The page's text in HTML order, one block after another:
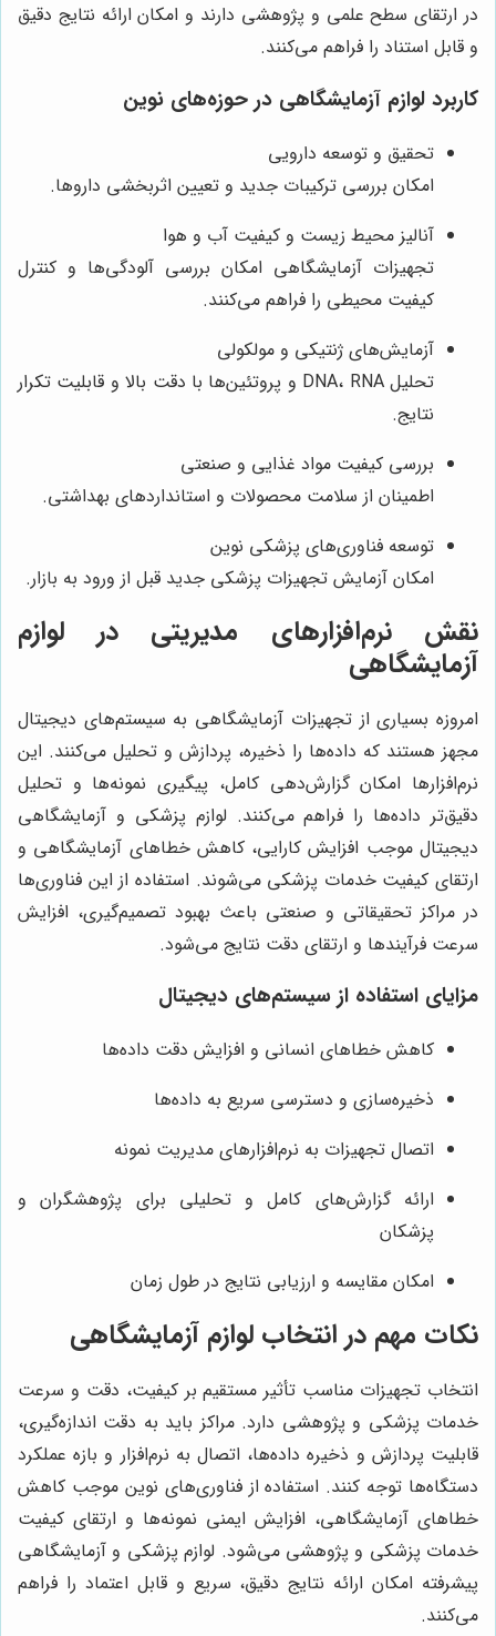
در ارتقای سطح علمی و پژوهشی دارند و امکان ارائه نتایج دقیق
و قابل استناد را فراهم می‌کنند.
کاربرد لوازم آزمایشگاهی در حوزه‌های نوین
تحقیق و توسعه دارویی
امکان بررسی ترکیبات جدید و تعیین اثربخشی داروها.
آنالیز محیط زیست و کیفیت آب و هوا
تجهیزات آزمایشگاهی امکان بررسی آلودگی‌ها و کنترل
کیفیت محیطی را فراهم می‌کنند.
آزمایش‌های ژنتیکی و مولکولی
تحلیل DNA، RNA و پروتئین‌ها با دقت بالا و قابلیت تکرار
نتایج.
بررسی کیفیت مواد غذایی و صنعتی
اطمینان از سلامت محصولات و استانداردهای بهداشتی.
توسعه فناوری‌های پزشکی نوین
امکان آزمایش تجهیزات پزشکی جدید قبل از ورود به بازار.
نقش نرم‌افزارهای مدیریتی در لوازم
آزمایشگاهی
امروزه بسیاری از تجهیزات آزمایشگاهی به سیستم‌های دیجیتال
مجهز هستند که داده‌ها را ذخیره، پردازش و تحلیل می‌کنند. این
نرم‌افزارها امکان گزارش‌دهی کامل، پیگیری نمونه‌ها و تحلیل
دقیق‌تر داده‌ها را فراهم می‌کنند. لوازم پزشکی و آزمایشگاهی
دیجیتال موجب افزایش کارایی، کاهش خطاهای آزمایشگاهی و
ارتقای کیفیت خدمات پزشکی می‌شوند. استفاده از این فناوری‌ها
در مراکز تحقیقاتی و صنعتی باعث بهبود تصمیم‌گیری، افزایش
سرعت فرآیندها و ارتقای دقت نتایج می‌شود.
مزایای استفاده از سیستم‌های دیجیتال
کاهش خطاهای انسانی و افزایش دقت داده‌ها
ذخیره‌سازی و دسترسی سریع به داده‌ها
اتصال تجهیزات به نرم‌افزارهای مدیریت نمونه
ارائه گزارش‌های کامل و تحلیلی برای پژوهشگران و
پزشکان
امکان مقایسه و ارزیابی نتایج در طول زمان
نکات مهم در انتخاب لوازم آزمایشگاهی
انتخاب تجهیزات مناسب تأثیر مستقیم بر کیفیت، دقت و سرعت
خدمات پزشکی و پژوهشی دارد. مراکز باید به دقت اندازه‌گیری،
قابلیت پردازش و ذخیره داده‌ها، اتصال به نرم‌افزار و بازه عملکرد
دستگاه‌ها توجه کنند. استفاده از فناوری‌های نوین موجب کاهش
خطاهای آزمایشگاهی، افزایش ایمنی نمونه‌ها و ارتقای کیفیت
خدمات پزشکی و پژوهشی می‌شود. لوازم پزشکی و آزمایشگاهی
پیشرفته امکان ارائه نتایج دقیق، سریع و قابل اعتماد را فراهم
می‌کنند.